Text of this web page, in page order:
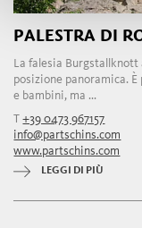
PALESTRA DI
La falesia Burgstallknott
posizione panoramica.
e bambini, ma ...
T+39 0473 967157
info@partschins.com
www.partschins.com
LEGGI DI PIÙ